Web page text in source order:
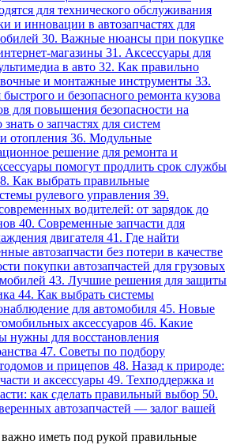
для технического обслуживания
и инновации в автозапчастях для
30. Важные нюансы при покупке
магазины 31. Аксессуары для
в авто 32. Как правильно
и монтажные инструменты 33.
и безопасного ремонта кузова
для повышения безопасности на
о запчастях для систем
отопления 36. Модульные
решение для ремонта и
помогут продлить срок службы
Как выбрать правильные
рулевого управления 39.
водителей: от зарядок до
40. Современные запчасти для
двигателя 41. Где найти
автозапчасти без потери в качестве
покупки автозапчастей для грузовых
43. Лучшие решения для защиты
44. Как выбрать системы
для автомобиля 45. Новые
аксессуаров 46. Какие
нужны для восстановления
47. Советы по подбору
и прицепов 48. Назад к природе:
и аксессуары 49. Техподдержка и
как сделать правильный выбор 50.
автозапчастей — залог вашей
иметь под рукой правильные